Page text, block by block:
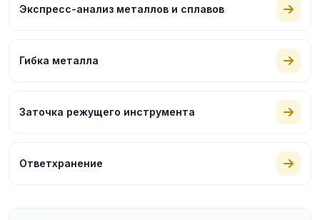
Экспресс-анализ металлов и сплавов
Гибка металла
Заточка режущего инструмента
Ответхранение